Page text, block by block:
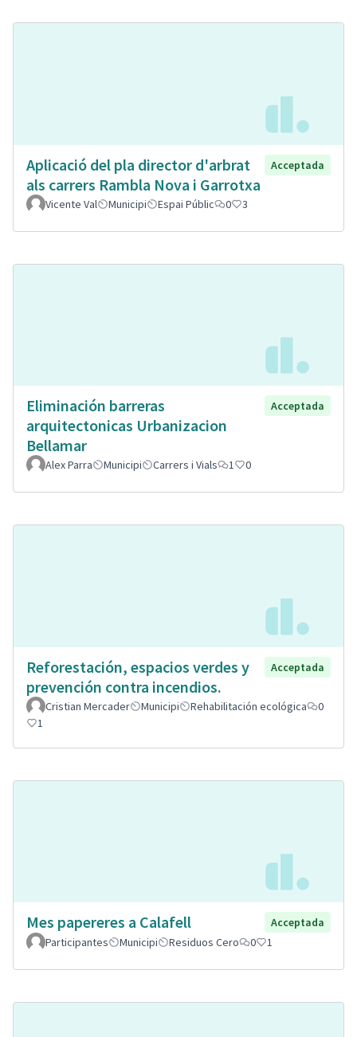
Aplicació del pla director d'arbrat
als carrers Rambla Nova i Garrotxa
Acceptada
Vicente Val Municipi Espai Públic 0 3
Eliminación barreras
arquitectonicas Urbanizacion
Bellamar
Acceptada
Alex Parra Municipi Carrers i Vials 1 0
Reforestación, espacios verdes y
prevención contra incendios.
Acceptada
Cristian Mercader Municipi Rehabilitación ecológica
0
1
Mes papereres a Calafell
Acceptada
Participantes
Municipi Residuos Cero 0 1